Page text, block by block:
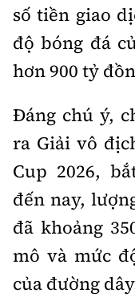
số tiền giao
độ bóng đá
hơn 900 tỷ
Đáng chú ý,
ra Giải vô
Cup 2026,
đến nay,
đã khoảng
mô và mức
của đường